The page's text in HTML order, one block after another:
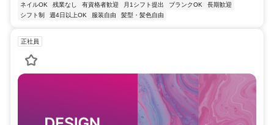
ネイルOK
残業なし 有資格者歓迎 月1シフト提出 ブランクOK
長期歓迎
シフト制
週4日以上OK 服装自由 髪型・髪色自由
正社員